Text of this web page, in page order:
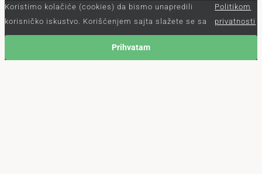
Koristimo kolačiće (cookies) da bismo unapredili
korisničko iskustvo. Korišćenjem sajta slažete se sa
Politikom
privatnosti
Prihvatam